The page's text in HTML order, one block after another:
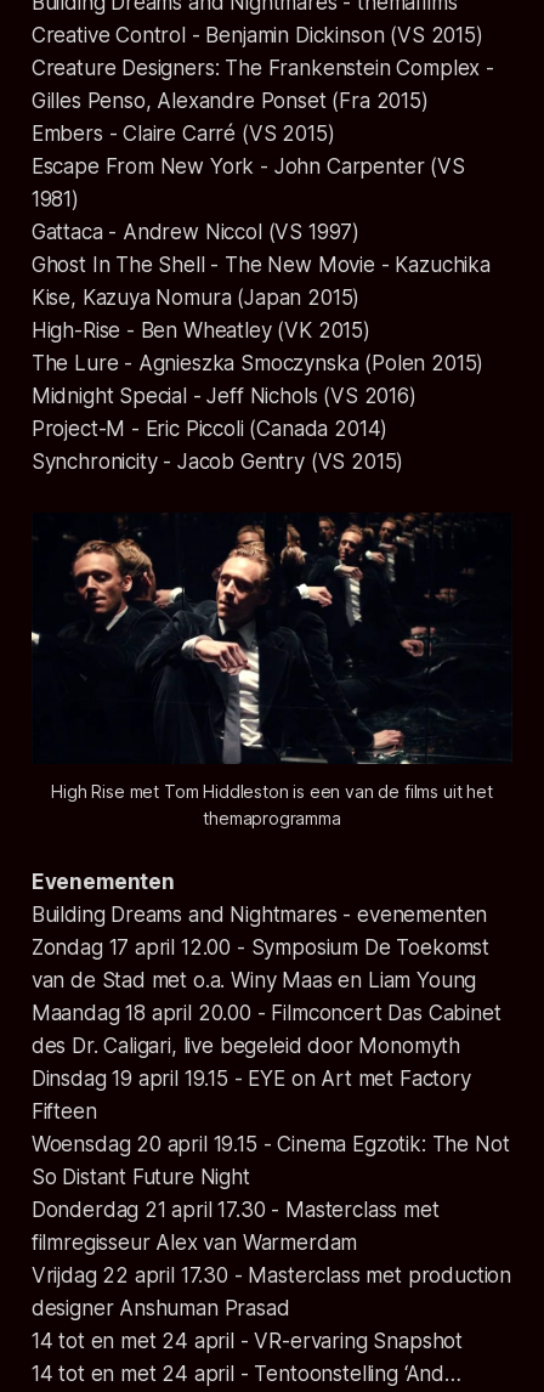
Creative Control - Benjamin Dickinson (VS 2015)
Creature Designers: The Frankenstein Complex -
Gilles Penso, Alexandre Ponset (Fra 2015)
Embers - Claire Carré (VS 2015)
Escape From New York - John Carpenter (VS
1981)
Gattaca - Andrew Niccol (VS 1997)
Ghost In The Shell - The New Movie - Kazuchika
Kise, Kazuya Nomura (Japan 2015)
High-Rise - Ben Wheatley (VK 2015)
The Lure - Agnieszka Smoczynska (Polen 2015)
Midnight Special - Jeff Nichols (VS 2016)
Project-M - Eric Piccoli (Canada 2014)
Synchronicity - Jacob Gentry (VS 2015)
High Rise met Tom Hiddleston is een van de films uit het
themaprogramma
Evenementen
Building Dreams and Nightmares - evenementen
Zondag 17 april 12.00 - Symposium De Toekomst
van de Stad met o.a. Winy Maas en Liam Young
Maandag 18 april 20.00 - Filmconcert Das Cabinet
des Dr. Caligari, live begeleid door Monomyth
Dinsdag 19 april 19.15 - EYE on Art met Factory
Fifteen
Woensdag 20 april 19.15 - Cinema Egzotik: The Not
So Distant Future Night
Donderdag 21 april 17.30 - Masterclass met
filmregisseur Alex van Warmerdam
Vrijdag 22 april 17.30 - Masterclass met production
designer Anshuman Prasad
14 tot en met 24 april - VR-ervaring Snapshot
14 tot en met 24 april - Tentoonstelling ‘And…